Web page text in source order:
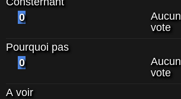
0
Aucun
vote
Pourquoi pas
0
Aucun
vote
A voir